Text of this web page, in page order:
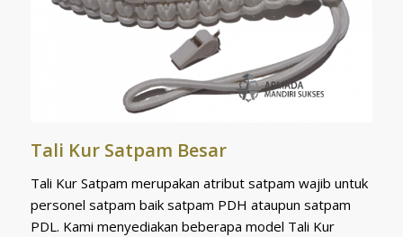
Tali Kur Satpam Besar
Tali Kur Satpam merupakan atribut satpam wajib untuk
personel satpam baik satpam PDH ataupun satpam
PDL. Kami menyediakan beberapa model Tali Kur